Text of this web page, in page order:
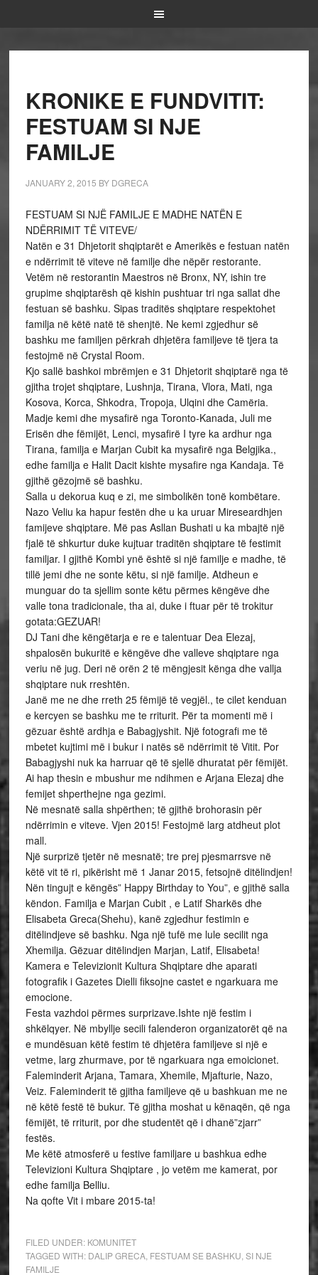
KRONIKE E FUNDVITIT:
FESTUAM SI NJE
FAMILJE
JANUARY 2, 2015 BY DGRECA
FESTUAM SI NJË FAMILJE E MADHE NATËN E
NDËRRIMIT TË VITEVE/
Natën e 31 Dhjetorit shqiptarët e Amerikës e festuan natën
e ndërrimit të viteve në familje dhe nëpër restorante.
Vetëm në restorantin Maestros në Bronx, NY, ishin tre
grupime shqiptarësh që kishin pushtuar tri nga sallat dhe
festuan së bashku. Sipas traditës shqiptare respektohet
familja në këtë natë të shenjtë. Ne kemi zgjedhur së
bashku me familjen përkrah dhjetëra familjeve të tjera ta
festojmë në Crystal Room.
Kjo sallë bashkoi mbrëmjen e 31 Dhjetorit shqiptarë nga të
gjitha trojet shqiptare, Lushnja, Tirana, Vlora, Mati, nga
Kosova, Korca, Shkodra, Tropoja, Ulqini dhe Camëria.
Madje kemi dhe mysafirë nga Toronto-Kanada, Juli me
Erisën dhe fëmijët, Lenci, mysafirë I tyre ka ardhur nga
Tirana, familja e Marjan Cubit ka mysafirë nga Belgjika.,
edhe familja e Halit Dacit kishte mysafire nga Kandaja. Të
gjithë gëzojmë së bashku.
Salla u dekorua kuq e zi, me simbolikën tonë kombëtare.
Nazo Veliu ka hapur festën dhe u ka uruar Mireseardhjen
famijeve shqiptare. Më pas Asllan Bushati u ka mbajtë një
fjalë të shkurtur duke kujtuar traditën shqiptare të festimit
familjar. I gjithë Kombi ynë është si një familje e madhe, të
tillë jemi dhe ne sonte këtu, si një familje. Atdheun e
munguar do ta sjellim sonte këtu përmes këngëve dhe
valle tona tradicionale, tha ai, duke i ftuar për të trokitur
gotata:GEZUAR!
DJ Tani dhe këngëtarja e re e talentuar Dea Elezaj,
shpalosën bukuritë e këngëve dhe valleve shqiptare nga
veriu në jug. Deri në orën 2 të mëngjesit kënga dhe vallja
shqiptare nuk rreshtën.
Janë me ne dhe rreth 25 fëmijë të vegjël., te cilet kenduan
e kercyen se bashku me te rriturit. Për ta momenti më i
gëzuar është ardhja e Babagjyshit. Një fotografi me të
mbetet kujtimi më i bukur i natës së ndërrimit të Vitit. Por
Babagjyshi nuk ka harruar që të sjellë dhuratat për fëmijët.
Ai hap thesin e mbushur me ndihmen e Arjana Elezaj dhe
femijet shperthejne nga gezimi.
Në mesnatë salla shpërthen; të gjithë brohorasin për
ndërrimin e viteve. Vjen 2015! Festojmë larg atdheut plot
mall.
Një surprizë tjetër në mesnatë; tre prej pjesmarrsve në
këtë vit të ri, pikërisht më 1 Janar 2015, fetsojnë ditëlindjen!
Nën tingujt e këngës” Happy Birthday to You”, e gjithë salla
këndon. Familja e Marjan Cubit , e Latif Sharkës dhe
Elisabeta Greca(Shehu), kanë zgjedhur festimin e
ditëlindjeve së bashku. Nga një tufë me lule secilit nga
Xhemilja. Gëzuar ditëlindjen Marjan, Latif, Elisabeta!
Kamera e Televizionit Kultura Shqiptare dhe aparati
fotografik i Gazetes Dielli fiksojne castet e ngarkuara me
emocione.
Festa vazhdoi përmes surprizave.Ishte një festim i
shkëlqyer. Në mbyllje secili falenderon organizatorët që na
e mundësuan këtë festim të dhjetëra familjeve si një e
vetme, larg zhurmave, por të ngarkuara nga emoicionet.
Faleminderit Arjana, Tamara, Xhemile, Mjafturie, Nazo,
Veiz. Faleminderit të gjitha familjeve që u bashkuan me ne
në këtë festë të bukur. Të gjitha moshat u kënaqën, që nga
fëmijët, të rriturit, por dhe studentët që i dhanë”zjarr”
festës.
Me këtë atmosferë u festive familjare u bashkua edhe
Televizioni Kultura Shqiptare , jo vetëm me kamerat, por
edhe familja Belliu.
Na qofte Vit i mbare 2015-ta!
FILED UNDER: KOMUNITET
TAGGED WITH: DALIP GRECA, FESTUAM SE BASHKU SI NJE
FAMILJE